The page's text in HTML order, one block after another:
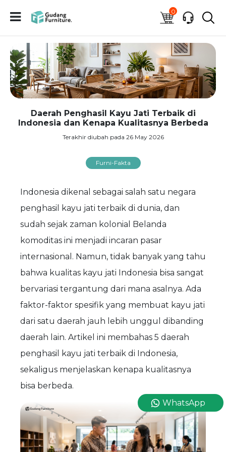
0
Daerah Penghasil Kayu Jati Terbaik di
Indonesia dan Kenapa Kualitasnya Berbeda
Terakhir diubah pada 26 May 2026
Furni-Fakta
Indonesia dikenal sebagai salah satu negara
penghasil kayu jati terbaik di dunia, dan
sudah sejak zaman kolonial Belanda
komoditas ini menjadi incaran pasar
internasional. Namun, tidak banyak yang tahu
bahwa kualitas kayu jati Indonesia bisa sangat
bervariasi tergantung dari mana asalnya. Ada
faktor-faktor spesifik yang membuat kayu jati
dari satu daerah jauh lebih unggul dibanding
daerah lain. Artikel ini membahas 5 daerah
penghasil kayu jati terbaik di Indonesia,
sekaligus menjelaskan kenapa kualitasnya
bisa berbeda.
WhatsApp